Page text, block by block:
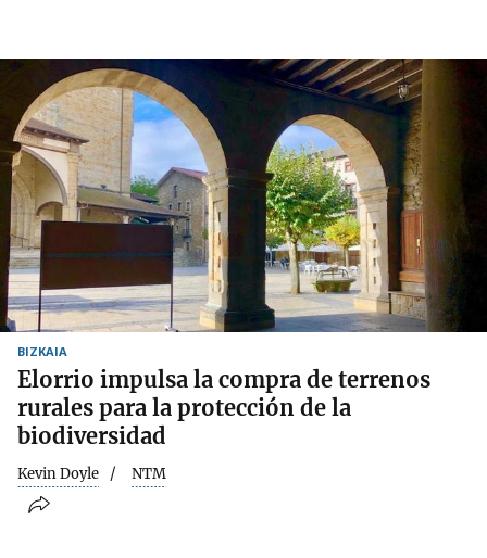
BIZKAIA
Elorrio impulsa la compra de terrenos
rurales para la protección de la
biodiversidad
Kevin Doyle NTM